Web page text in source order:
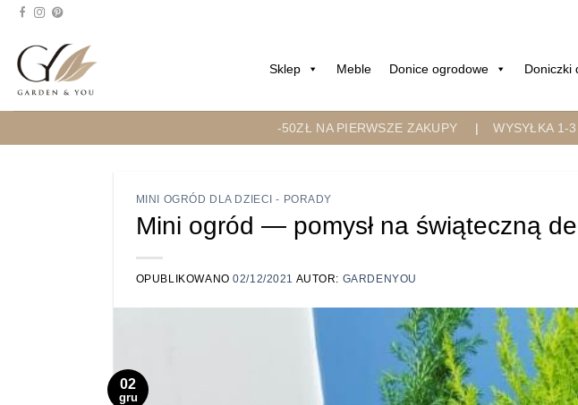
Przejdź
treści
Sklep Meble Donice ogrodowe Doniczki
-50ZŁ NA PIERWSZE ZAKUPY |WYSYŁKA 1-
MINI OGRÓD DLA DZIECI - PORADY
Mini ogród — pomysł na świąteczną
OPUBLIKOWANO02/12/2021 AUTOR: GARDENYOU
02
gru